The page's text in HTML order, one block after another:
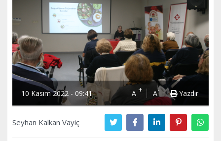
10 Kasım 2022 - 09:41 A + A- Yazdır
Seyhan Kalkan Vayiç